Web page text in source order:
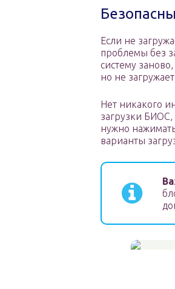
Если не
проблемы без
систему
но не
Нет никакого
загрузки БИОС,
нужно
варианты